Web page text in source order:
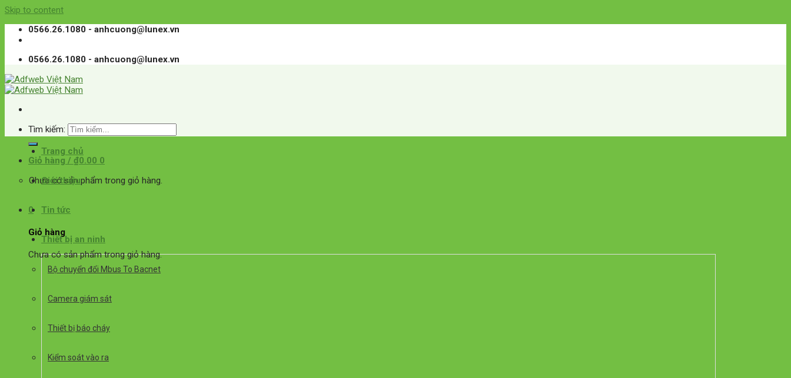
Skip to content
0566.26.1080 - anhcuong@lunex.vn
0566.26.1080 - anhcuong@lunex.vn
Tìm kiếm:
Giỏ hàng / ₫0.00 0
Chưa có sản phẩm trong giỏ hàng.
0
Giỏ hàng
Chưa có sản phẩm trong giỏ hàng.
Trang chủ
Giới thiệu
Tin tức
Thiết bị an ninh
Bộ chuyển đổi Mbus To Bacnet
Camera giám sát
Thiết bị báo cháy
Kiểm soát vào ra